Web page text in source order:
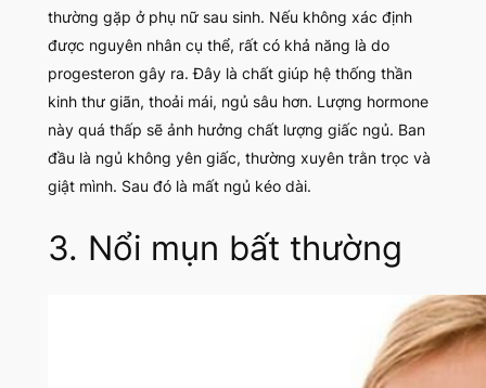
thường gặp ở phụ nữ sau sinh. Nếu không xác định
được nguyên nhân cụ thể, rất có khả năng là do
progesteron gây ra. Đây là chất giúp hệ thống thần
kinh thư giãn, thoải mái, ngủ sâu hơn. Lượng hormone
này quá thấp sẽ ảnh hưởng chất lượng giấc ngủ. Ban
đầu là ngủ không yên giấc, thường xuyên trằn trọc và
giật mình. Sau đó là mất ngủ kéo dài.
3. Nổi mụn bất thường